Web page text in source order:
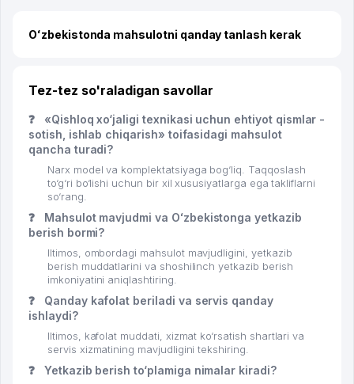
Oʻzbekistonda mahsulotni qanday tanlash kerak
Tez-tez so'raladigan savollar
❓
«Qishloq xo‘jaligi texnikasi uchun ehtiyot qismlar -
sotish, ishlab chiqarish» toifasidagi mahsulot
qancha turadi?
Narx model va komplektatsiyaga bog‘liq. Taqqoslash
to‘g‘ri bo‘lishi uchun bir xil xususiyatlarga ega takliflarni
so‘rang.
❓
Mahsulot mavjudmi va Oʻzbekistonga yetkazib
berish bormi?
Iltimos, ombordagi mahsulot mavjudligini, yetkazib
berish muddatlarini va shoshilinch yetkazib berish
imkoniyatini aniqlashtiring.
❓
Qanday kafolat beriladi va servis qanday
ishlaydi?
Iltimos, kafolat muddati, xizmat ko‘rsatish shartlari va
servis xizmatining mavjudligini tekshiring.
❓ Yetkazib berish to‘plamiga nimalar kiradi?